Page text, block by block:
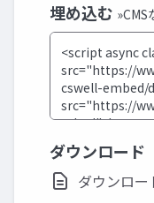
埋め込む
ダウンロード
ダウンロ